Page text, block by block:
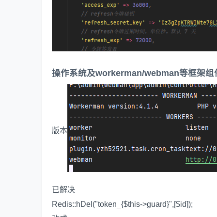
操作系统及workerman/webman等框架组
版本
已解决
Redis::hDel("token_{$this->guard}",[$id]);